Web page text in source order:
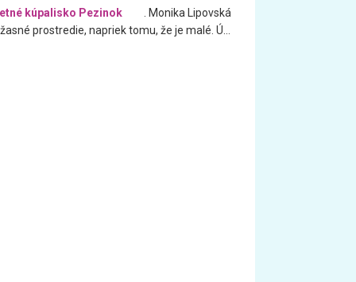
kúpalisko Pezinok
. Monika Lipovská